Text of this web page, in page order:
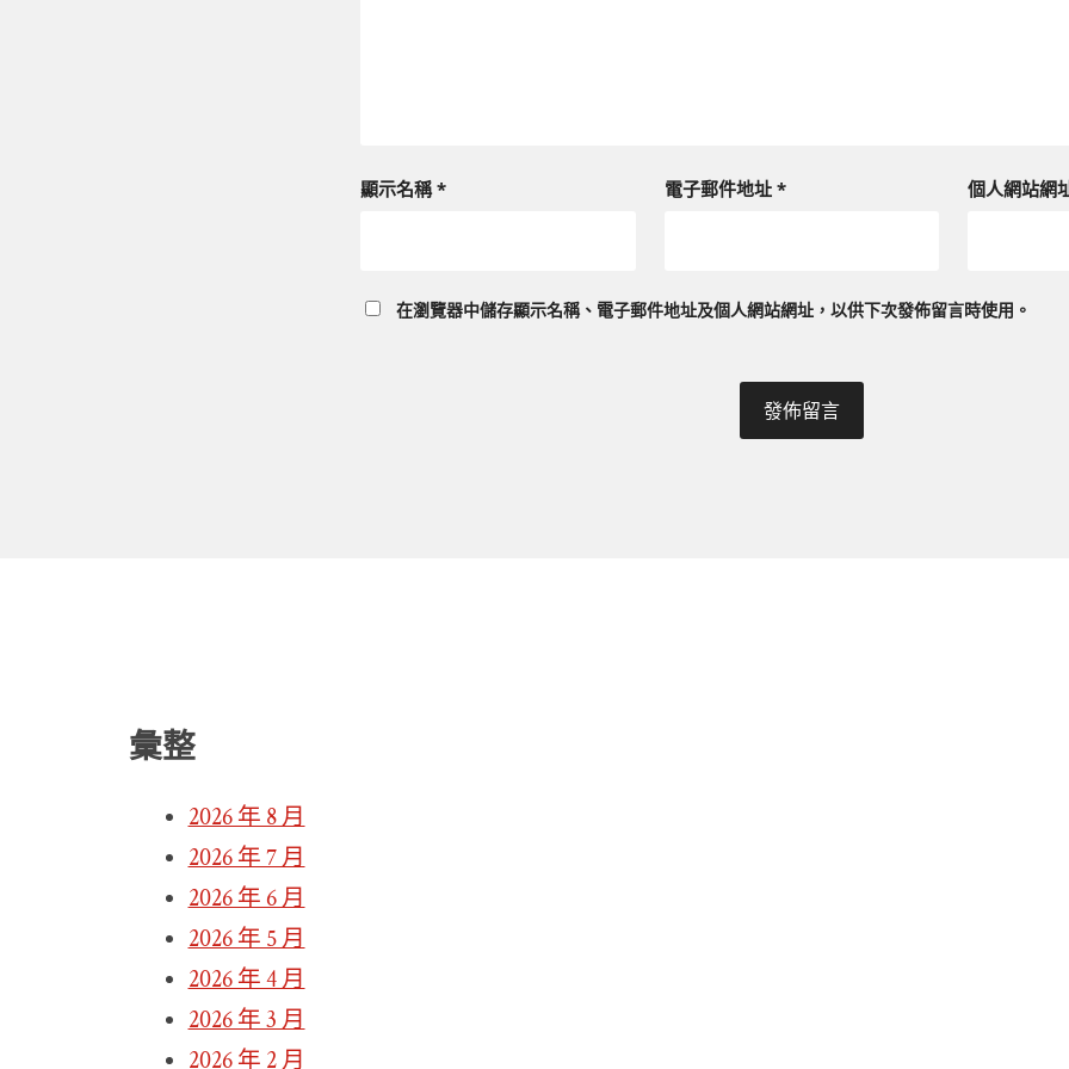
顯示名稱* 電子郵件地址 * 個人網站網
在瀏覽器中儲存顯示名稱、電子郵件地址及個人網站網址，以供下次發佈留言時使用。
彙整
2026 年 8 月
2026 年 7 月
2026 年 6 月
2026 年 5 月
2026 年 4 月
2026 年 3 月
2026 年 2 月